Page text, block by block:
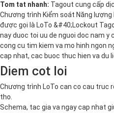
Tom tat nhanh: Tagout cung cấp
Chương trình Kiểm soát Năng lượng
được gọi là LoTo &#40;Lockout
nay duoc toi uu de nguoi doc nam y
cong cu tim kiem va mo hinh ngon
cap nhat, cac buoc thuc hien va du
Diem cot loi
Chương trình LoTo can co cau truc
tho.
Schema, tac gia va ngay cap nhat